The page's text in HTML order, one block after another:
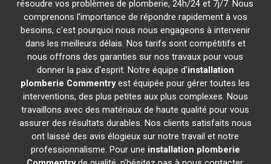
résoudre vos problèmes de plomberie, 24h/24 et 7j/7. Nous
comprenons l'importance de répondre rapidement à vos
besoins, c'est pourquoi nous nous engageons à intervenir
dans les meilleurs délais. Nos tarifs sont compétitifs et
nous offrons des garanties sur nos travaux pour vous
donner la paix d'esprit. Notre équipe d'installation
plomberie Commentryest équipée pour gérer toutes les
interventions, des plus petites aux plus complexes. Nous
travaillons avec des matériaux de haute qualité pour vous
assurer des résultats durables. Nos clients satisfaits nous
ont laissé des avis élogieux sur notre travail et notre
professionnalisme. Pour une installation plomberie